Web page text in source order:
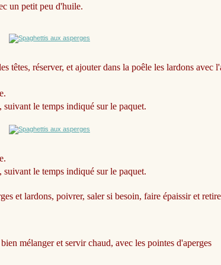
un petit peu d'huile.
têtes, réserver, et ajouter dans la poêle les lardons avec
suivant le temps indiqué sur le paquet.
suivant le temps indiqué sur le paquet.
et lardons, poivrer, saler si besoin, faire épaissir et
mélanger et servir chaud, avec les pointes d'aperges